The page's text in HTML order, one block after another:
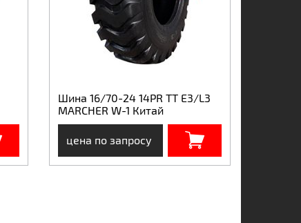
Шина 16/70-24 14PR ТТ E3/L3
MARCHER W-1 Китай
цена по запросу